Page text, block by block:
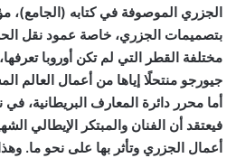
الجزري الموصوفة في كتابه (الجامع)،
بتصميمات الجزري، خاصة عمود نقل
مختلفة القطر التي لم تكن أوروبا
جيورجو منتحلًا إياها من أعمال العالم
فيعتقد أن الفنان والمبتكر الإيطالي
أعمال الجزري وتأثر بها على نحو ما.